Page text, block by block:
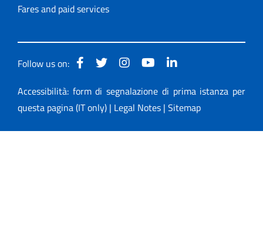
Fares and paid services
Follow us on:
Accessibilità: form di segnalazione di prima istanza per
questa pagina (IT only) | Legal Notes | Sitemap